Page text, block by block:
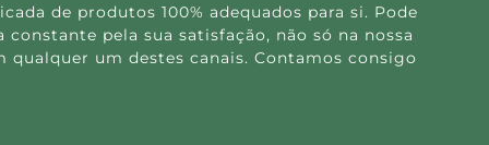
de produtos 100% adequados para si. Pode
pela sua satisfação, não só na nossa
um destes canais. Contamos consigo